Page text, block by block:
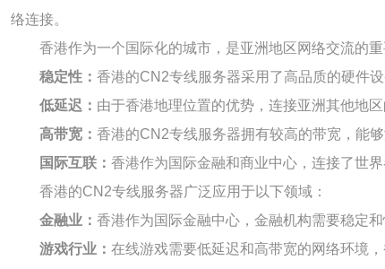
络连接。
香港作为一个国际化的城市，是亚洲地区网络交流的
稳定性： 香港的CN2专线服务器采用了高品质的硬件
低延迟： 由于香港地理位置的优势，连接亚洲其他地
高带宽： 香港的CN2专线服务器拥有较高的带宽，能
国际互联： 香港作为国际金融和商业中心，连接了世
香港的CN2专线服务器广泛应用于以下领域：
金融业： 香港作为国际金融中心，金融机构需要稳定
游戏行业： 在线游戏需要低延迟和高带宽的网络环境